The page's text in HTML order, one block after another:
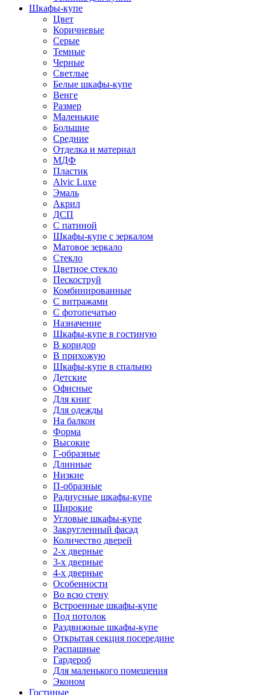
Шкафы-купе
Цвет
Коричневые
Серые
Темные
Черные
Светлые
Белые шкафы-купе
Венге
Размер
Маленькие
Большие
Средние
Отделка и материал
МДФ
Пластик
Alvic Luxe
Эмаль
Акрил
ДСП
С патиной
Шкафы-купе с зеркалом
Матовое зеркало
Стекло
Цветное стекло
Пескоструй
Комбинированные
С витражами
С фотопечатью
Назначение
Шкафы-купе в гостиную
В коридор
В прихожую
Шкафы-купе в спальню
Детские
Офисные
Для книг
Для одежды
На балкон
Форма
Высокие
Г-образные
Длинные
Низкие
П-образные
Радиусные шкафы-купе
Широкие
Угловые шкафы-купе
Закругленный фасад
Количество дверей
2-х дверные
3-х дверные
4-х дверные
Особенности
Во всю стену
Встроенные шкафы-купе
Под потолок
Раздвижные шкафы-купе
Открытая секция посередине
Распашные
Гардероб
Для маленького помещения
Эконом
Гостиные